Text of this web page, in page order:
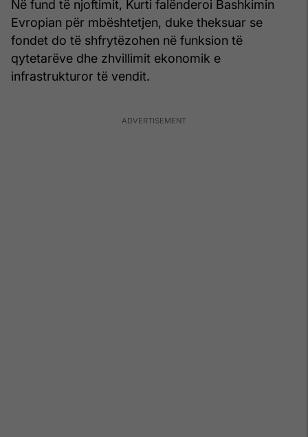
Në fund të njoftimit, Kurti falënderoi Bashkimin
Evropian për mbështetjen, duke theksuar se
fondet do të shfrytëzohen në funksion të
qytetarëve dhe zhvillimit ekonomik e
infrastrukturor të vendit.